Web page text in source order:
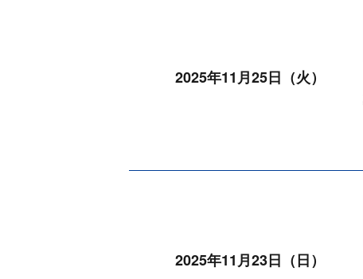
2025年11月25日（火）
2025年11月23日（日）